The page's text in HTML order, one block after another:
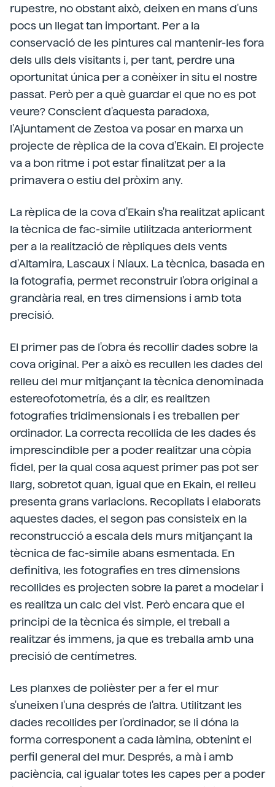
rupestre, no obstant això, deixen en mans d'uns
pocs un llegat tan important. Per a la
conservació de les pintures cal mantenir-les fora
dels ulls dels visitants i, per tant, perdre una
oportunitat única per a conèixer in situ el nostre
passat. Però per a què guardar el que no es pot
veure? Conscient d'aquesta paradoxa,
l'Ajuntament de Zestoa va posar en marxa un
projecte de rèplica de la cova d'Ekain. El projecte
va a bon ritme i pot estar finalitzat per a la
primavera o estiu del pròxim any.
La rèplica de la cova d'Ekain s'ha realitzat aplicant
la tècnica de fac-simile utilitzada anteriorment
per a la realització de rèpliques dels vents
d'Altamira, Lascaux i Niaux. La tècnica, basada en
la fotografia, permet reconstruir l'obra original a
grandària real, en tres dimensions i amb tota
precisió.
El primer pas de l'obra és recollir dades sobre la
cova original. Per a això es recullen les dades del
relleu del mur mitjançant la tècnica denominada
estereofotometría, és a dir, es realitzen
fotografies tridimensionals i es treballen per
ordinador. La correcta recollida de les dades és
imprescindible per a poder realitzar una còpia
fidel, per la qual cosa aquest primer pas pot ser
llarg, sobretot quan, igual que en Ekain, el relleu
presenta grans variacions. Recopilats i elaborats
aquestes dades, el segon pas consisteix en la
reconstrucció a escala dels murs mitjançant la
tècnica de fac-simile abans esmentada. En
definitiva, les fotografies en tres dimensions
recollides es projecten sobre la paret a modelar i
es realitza un calc del vist. Però encara que el
principi de la tècnica és simple, el treball a
realitzar és immens, ja que es treballa amb una
precisió de centímetres.
Les planxes de polièster per a fer el mur
s'uneixen l'una després de l'altra. Utilitzant les
dades recollides per l'ordinador, se li dóna la
forma corresponent a cada làmina, obtenint el
perfil general del mur. Després, a mà i amb
paciència, cal igualar totes les capes per a poder